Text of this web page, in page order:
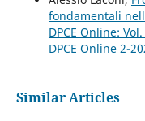
fondamentali
DPCE Online:
DPCE Online 2-
Similar Articles